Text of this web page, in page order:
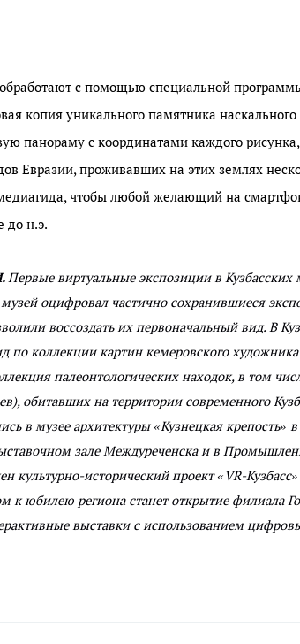
с помощью специальной
копия уникального памятника
панораму с координатами каждого
Евразии, проживавших на этих землях
чтобы любой желающий на
до н.э.
Первые виртуальные экспозиции в
оцифровал частично сохранившиеся
воссоздать их первоначальный вид. В
по коллекции картин кемеровского
палеонтологических находок, в том
обитавших на территории современного
в музее архитектуры «Кузнецкая крепость»
зале Междуреченска и в
культурно-исторический проект «VR-
к юбилею региона станет открытие филиала
выставки с использованием